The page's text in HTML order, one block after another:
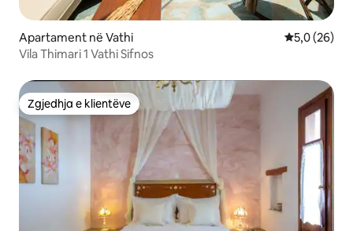
Apartament në Vathi Vlerësimi
5,0 (26)
Vila Thimari 1 Vathi Sifnos
Zgjedhja e klientëve
Zgjedhja e klientëve